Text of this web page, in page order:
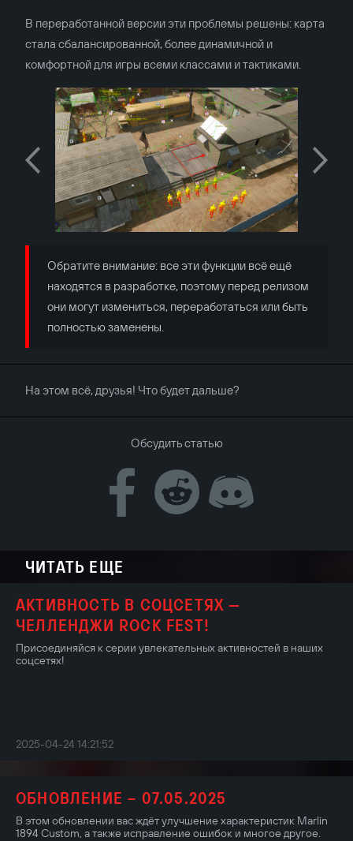
В переработанной версии эти проблемы решены: карта
стала сбалансированной, более динамичной и
комфортной для игры всеми классами и тактиками.
Обратите внимание: все эти функции всё ещё
находятся в разработке, поэтому перед релизом
они могут измениться, переработаться или быть
полностью заменены.
На этом всё, друзья! Что будет дальше?
Обсудить статью
ЧИТАТЬ ЕЩЕ
АКТИВНОСТЬ В СОЦСЕТЯХ —
ЧЕЛЛЕНДЖИ ROCK FEST!
Присоединяйся к серии увлекательных активностей в наших
соцсетях!
2025-04-24 14:21:52
ОБНОВЛЕНИЕ – 07.05.2025
В этом обновлении вас ждёт улучшение характеристик Marlin
1894 Custom, а также исправление ошибок и многое другое.